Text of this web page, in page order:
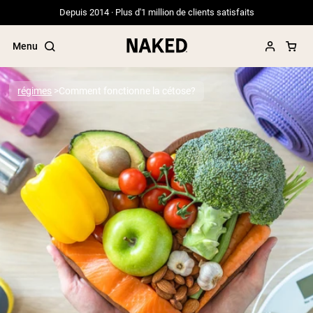
Depuis 2014 · Plus d'1 million de clients satisfaits
Menu
Termes de recherche populaires
”Protein Powder“
”Overnight Oats“
”Vegan protein“
”Collagen“
”Micellar Casein“
PROTÉINES EN POUDREMeilleure Vente
Protéine de pois
Protéine de Whey en Poudre
Peptides de collagène
régimes Comment fonctionne la cétose?